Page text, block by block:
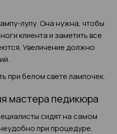
лупу. Она нужна, чтобы
клиента и заметить все
Увеличение должно
при белом свете лампочек.
мастера педикюра
сидят на самом
при процедуре.